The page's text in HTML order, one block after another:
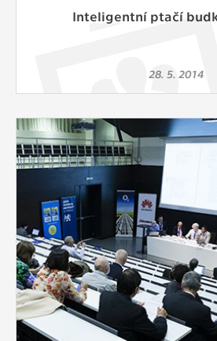
Inteligentní ptačí
28. 5. 2014